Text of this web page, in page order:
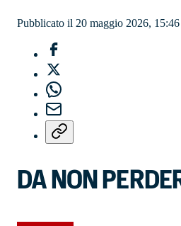
Pubblicato il 20 maggio 2026, 15:46
DA NON